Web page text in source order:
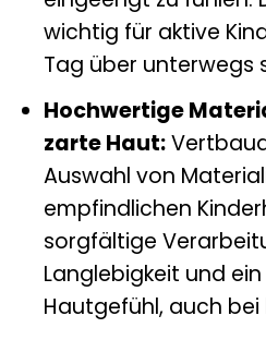
wichtig für aktive
Tag über unterwegs
Hochwertige
zarte Haut:
Auswahl von
empfindlichen
sorgfältige
Langlebigkeit und
Hautgefühl, auch